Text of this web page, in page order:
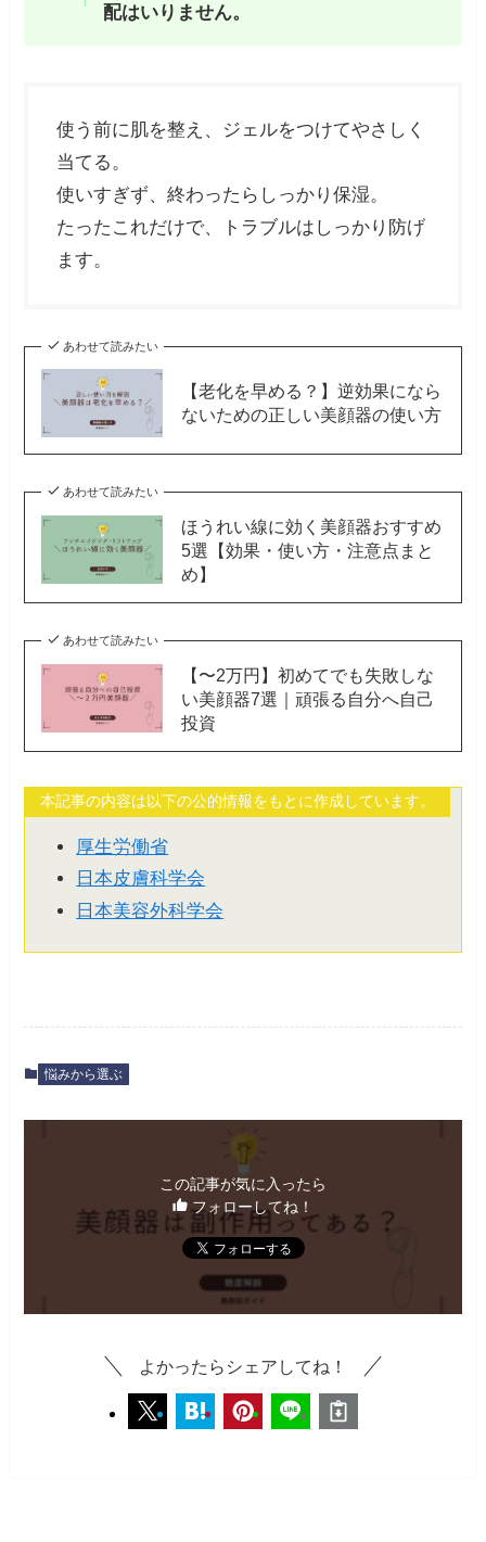
配はいりません。
使う前に肌を整え、ジェルをつけてやさしく
当てる。
使いすぎず、終わったらしっかり保湿。
たったこれだけで、トラブルはしっかり防げ
ます。
あわせて読みたい
【老化を早める？】逆効果になら
ないための正しい美顔器の使い方
あわせて読みたい
ほうれい線に効く美顔器おすすめ
5選【効果・使い方・注意点まと
め】
あわせて読みたい
【〜2万円】初めてでも失敗しな
い美顔器7選｜頑張る自分へ自己
投資
本記事の内容は以下の公的情報をもとに作成しています。
厚生労働省
日本皮膚科学会
日本美容外科学会
悩みから選ぶ
この記事が気に入ったら
フォローしてね！
よかったらシェアしてね！